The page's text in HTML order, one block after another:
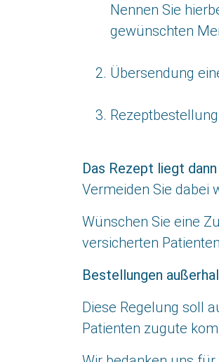
Nennen Sie
gewünschten
Übersendung
Das Rezept liegt
Vermeiden Sie dabei
Wünschen Sie eine
versicherten
Bestellungen
Diese Regelung soll
Patienten zugute